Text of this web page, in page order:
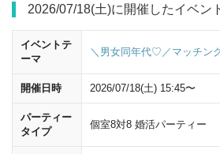
2026/07/18(土)に開催したイベン
イベントテ
ーマ
＼男女同年代♡／マッチン
開催日時 2026/07/18(土) 15:45〜
パーティー
タイプ
個室8対8 婚活パーティー